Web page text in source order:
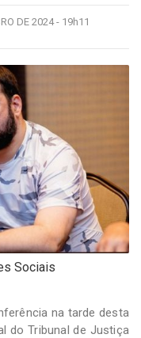
DE 2024 - 19h11
Sociais
na tarde desta
do Tribunal de Justiça